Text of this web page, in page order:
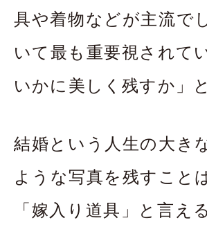
具や着物などが主流で
いて最も重要視されて
いかに美しく残すか」
結婚という人生の大き
ような写真を残すこと
「嫁入り道具」と言